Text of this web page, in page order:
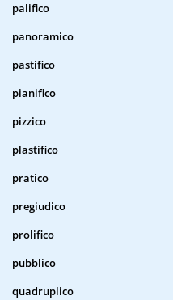
palifico
panoramico
pastifico
pianifico
pizzico
plastifico
pratico
pregiudico
prolifico
pubblico
quadruplico